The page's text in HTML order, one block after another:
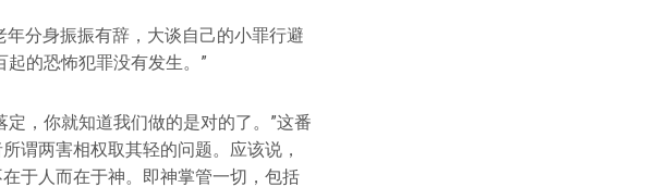
分身振振有辞，大谈自己的小罪行避
的恐怖犯罪没有发生。”
，你就知道我们做的是对的了。”这番
谓两害相权取其轻的问题。应该说，
于人而在于神。即神掌管一切，包括